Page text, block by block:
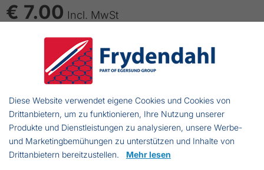
€ 7.00 Incl. MwSt
IN DEN WARENKORB LEGEN
bis zu 14 Tage Lieferzeit
Grün/Blau Beutel a 20 stk.
Autrieb: 85g
Diese Website verwendet eigene Cookies und Cookies von
Drittanbietern, um zu funktionieren, Ihre Nutzung unserer
Produkte und Dienstleistungen zu analysieren, unsere Werbe-
und Marketingbemühungen zu unterstützen und Inhalte von
Drittanbietern bereitzustellen. Mehr lesen